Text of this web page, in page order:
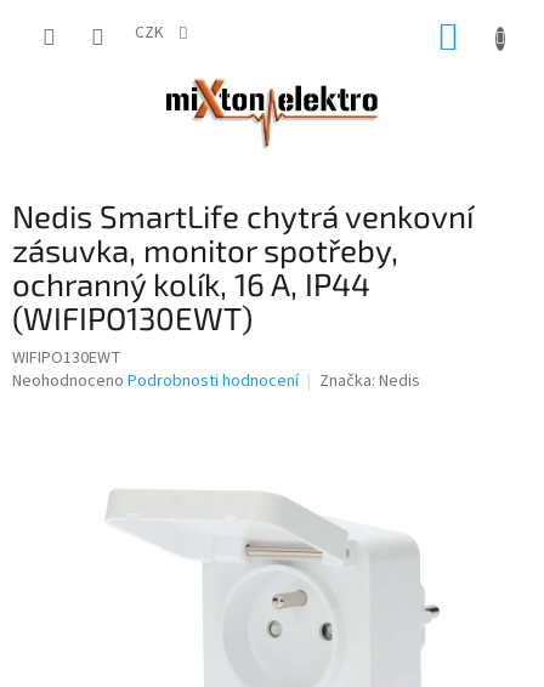
CZK
Nedis SmartLife chytrá venkovní
zásuvka, monitor spotřeby,
ochranný kolík, 16 A, IP44
(WIFIPO130EWT)
WIFIPO130EWT
Průměrné
Neohodnoceno Podrobnosti hodnocení Značka: Nedis